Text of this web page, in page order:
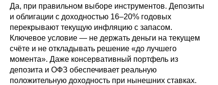
Да, при правильном выборе инструментов. Депозиты
и облигации с доходностью 16–20% годовых
перекрывают текущую инфляцию с запасом.
Ключевое условие — не держать деньги на текущем
счёте и не откладывать решение «до лучшего
момента». Даже консервативный портфель из
депозита и ОФЗ обеспечивает реальную
положительную доходность при нынешних ставках.